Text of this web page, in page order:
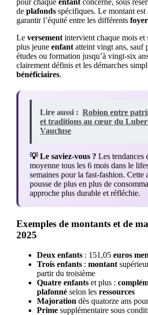
pour chaque enfant concerné, sous
de plafonds spécifiques. Le montant est
garantir l’équité entre les différents
Le versement intervient chaque mois et
plus jeune enfant atteint vingt ans, sauf
études ou formation jusqu’à vingt-six
clairement définis et les démarches
bénéficiaires.
Lire aussi : Robion entre
et traditions au cœur du
Vaucluse
💡 Le saviez-vous ? Les tendances
moyenne tous les 6 mois dans le
semaines pour la fast-fashion. Cette
pousse de plus en plus de
approche plus durable et réfléchie.
Exemples de montants et de
2025
Deux enfants : 151,05 euros
Trois enfants : montant
partir du troisième
Quatre enfants et plus :
plafonné selon les ressources
Majoration dès quatorze ans
Prime supplémentaire sous